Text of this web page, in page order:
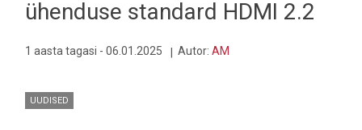
ühenduse standard HDMI 2.2
1 aasta tagasi - 06.01.2025 Autor: AM
UUDISED